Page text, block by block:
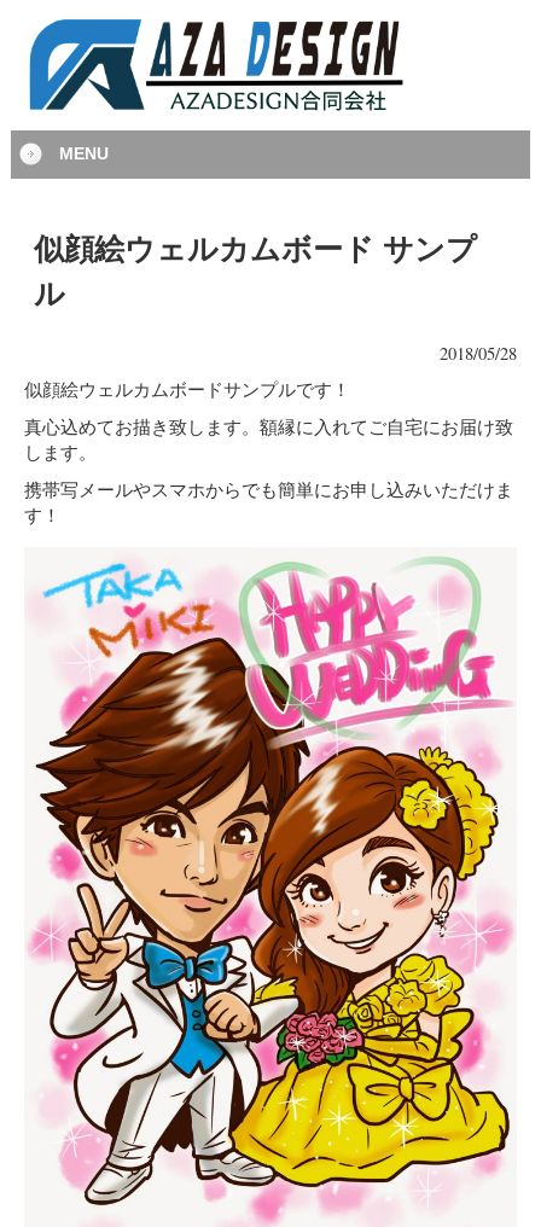
MENU
似顔絵ウェルカムボード サンプ
ル
2018/05/28
似顔絵ウェルカムボードサンプルです！
真心込めてお描き致します。額縁に入れてご自宅にお届け致
します。
携帯写メールやスマホからでも簡単にお申し込みいただけま
す！